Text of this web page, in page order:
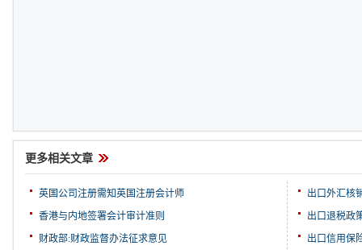
更多相关文章
英国公司注册需知英国注册会计师
香港与内地签署会计审计准则
财政部:财政监督办法征求意见
出口外汇核
出口退税政
出口信用保